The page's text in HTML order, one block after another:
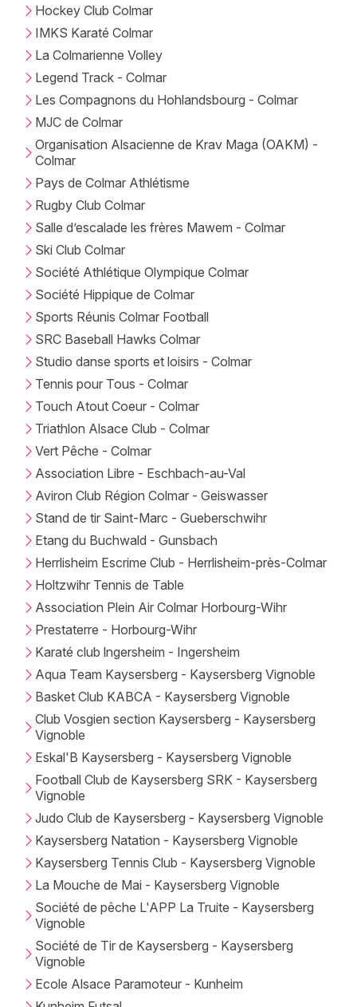
Hockey Club Colmar
IMKS Karaté Colmar
La Colmarienne Volley
Legend Track - Colmar
Les Compagnons du Hohlandsbourg - Colmar
MJC de Colmar
Organisation Alsacienne de Krav Maga (OAKM) -
Colmar
Pays de Colmar Athlétisme
Rugby Club Colmar
Salle d’escalade les frères Mawem - Colmar
Ski Club Colmar
Société Athlétique Olympique Colmar
Société Hippique de Colmar
Sports Réunis Colmar Football
SRC Baseball Hawks Colmar
Studio danse sports et loisirs - Colmar
Tennis pour Tous - Colmar
Touch Atout Coeur - Colmar
Triathlon Alsace Club - Colmar
Vert Pêche - Colmar
Association Libre - Eschbach-au-Val
Aviron Club Région Colmar - Geiswasser
Stand de tir Saint-Marc - Gueberschwihr
Etang du Buchwald - Gunsbach
Herrlisheim Escrime Club - Herrlisheim-près-Colmar
Holtzwihr Tennis de Table
Association Plein Air Colmar Horbourg-Wihr
Prestaterre - Horbourg-Wihr
Karaté club lngersheim - Ingersheim
Aqua Team Kaysersberg - Kaysersberg Vignoble
Basket Club KABCA - Kaysersberg Vignoble
Club Vosgien section Kaysersberg - Kaysersberg
Vignoble
Eskal'B Kaysersberg - Kaysersberg Vignoble
Football Club de Kaysersberg SRK - Kaysersberg
Vignoble
Judo Club de Kaysersberg - Kaysersberg Vignoble
Kaysersberg Natation - Kaysersberg Vignoble
Kaysersberg Tennis Club - Kaysersberg Vignoble
La Mouche de Mai - Kaysersberg Vignoble
Société de pêche L'APP La Truite - Kaysersberg
Vignoble
Société de Tir de Kaysersberg - Kaysersberg
Vignoble
Ecole Alsace Paramoteur - Kunheim